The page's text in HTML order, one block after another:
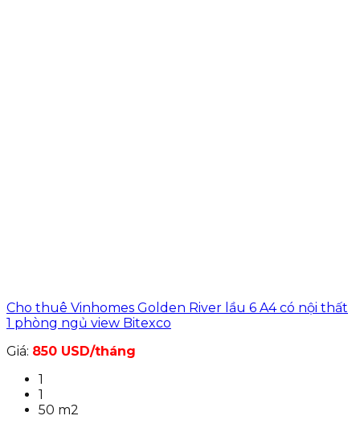
Cho thuê Vinhomes Golden River lầu 6 A4 có nội thất
1 phòng ngủ view Bitexco
Giá: 850 USD/tháng
1
1
50 m2